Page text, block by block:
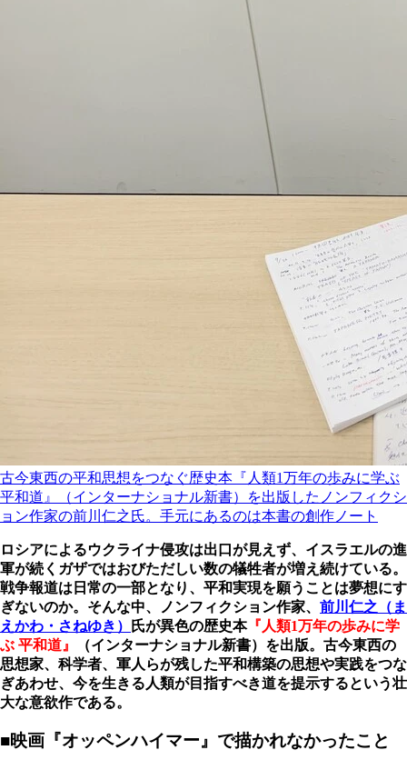
古今東西の平和思想をつなぐ歴史本『人類1万年の歩みに学ぶ
平和道』（インターナショナル新書）を出版したノンフィクシ
ョン作家の前川仁之氏。手元にあるのは本書の創作ノート
ロシアによるウクライナ侵攻は出口が見えず、イスラエルの進
軍が続くガザではおびただしい数の犠牲者が増え続けている。
戦争報道は日常の一部となり、平和実現を願うことは夢想にす
ぎないのか。そんな中、ノンフィクション作家、 前川仁之（ま
えかわ・さねゆき）
氏が異色の歴史本『人類1万年の歩みに学
ぶ 平和道』
（インターナショナル新書）を出版。古今東西の
思想家、科学者、軍人らが残した平和構築の思想や実践をつな
ぎあわせ、今を生きる人類が目指すべき道を提示するという壮
大な意欲作である。
■映画『オッペンハイマー』で描かれなかったこと